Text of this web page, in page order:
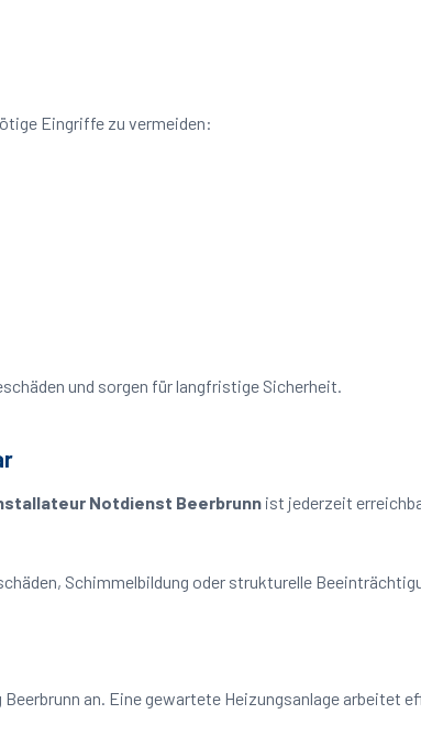
Eingriffe zu vermeiden:
und sorgen für langfristige Sicherheit.
Notdienst Beerbrunn ist jederzeit
Schimmelbildung oder strukturelle
an. Eine gewartete Heizungsanlage arbeitet